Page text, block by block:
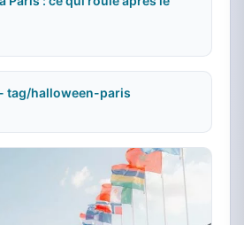
tag/halloween-paris